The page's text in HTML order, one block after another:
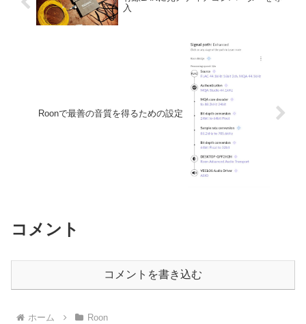
入
Roonで最善の音質を得るための設定
コメント
コメントを書き込む
ホーム Roon